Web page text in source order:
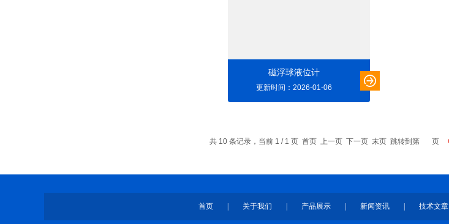
磁浮球液位计
更新时间：2026-01-06
共 10 条记录，当前 1 / 1 页 首页 上一页 下一页 末页 跳转到第 页
首页 关于我们 产品展示 新闻资讯 技术文章